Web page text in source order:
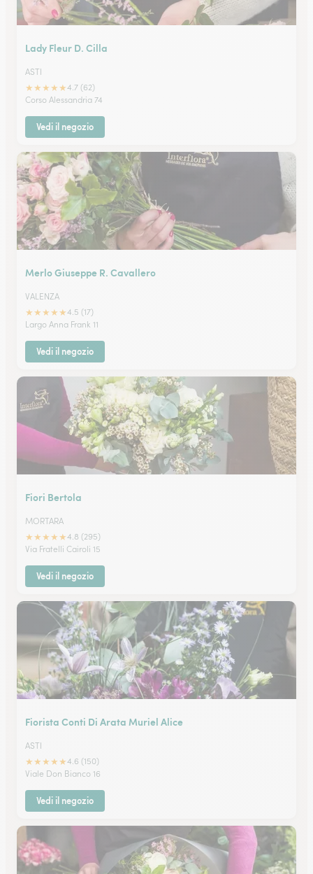
Lady Fleur D. Cilla
ASTI
★★★★★4.7 (62)
Corso Alessandria 74
Vedi il negozio
Merlo Giuseppe R. Cavallero
VALENZA
★★★★★4.5 (17)
Largo Anna Frank 11
Vedi il negozio
Fiori Bertola
MORTARA
★★★★★4.8 (295)
Via Fratelli Cairoli 15
Vedi il negozio
Fiorista Conti Di Arata Muriel Alice
ASTI
★★★★★4.6 (150)
Viale Don Bianco 16
Vedi il negozio